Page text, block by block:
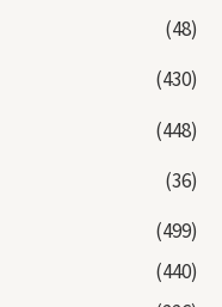
(48)
(430)
(448)
(36)
(499)
(440)